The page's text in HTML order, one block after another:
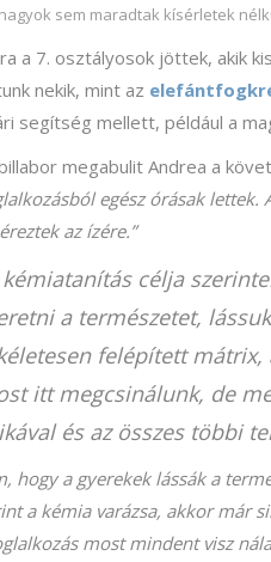
sem maradtak kísérletek
a 7. osztályosok jöttek, akik
nekik, mint az
segítség mellett, például a
megabulit Andrea a
egész órásak
az ízére.”
kémiatanítás célja
a természetet,
felépített
itt megcsinálunk, de
és az összes többi
hogy a gyerekek lássák a
a kémia varázsa, akkor már
most mindent visz